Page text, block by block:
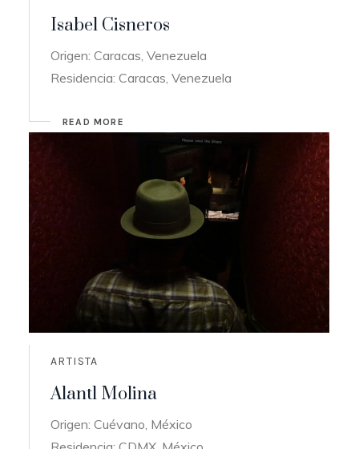
Isabel Cisneros
Origen: Caracas, Venezuela
Residencia: Caracas, Venezuela
READ MORE
ARTISTA
Alantl Molina
Origen: Cuévano, México